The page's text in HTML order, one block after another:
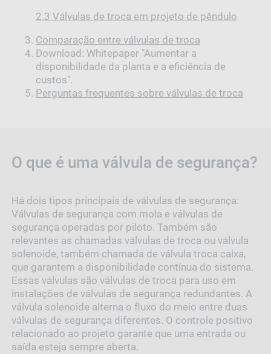
2.3 Válvulas de troca em projeto de pêndulo
Comparação entre válvulas de troca
Download: Whitepaper "Aumentar a
disponibilidade da planta e a eficiência de
custos".
Perguntas frequentes sobre válvulas de troca
O que é uma válvula de segurança?
Há dois tipos principais de válvulas de segurança:
Válvulas de segurança com mola e válvulas de
segurança operadas por piloto. Também são
relevantes as chamadas válvulas de troca ou válvula
solenoide, também chamada de válvula troca caixa,
que garantem a disponibilidade contínua do sistema.
Essas válvulas são válvulas de troca para uso em
instalações de válvulas de segurança redundantes. A
válvula solenoide alterna o fluxo do meio entre duas
válvulas de segurança diferentes. O controle positivo
relacionado ao projeto garante que uma entrada ou
saída esteja sempre aberta.